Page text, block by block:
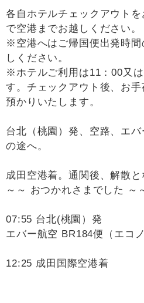
各自ホテルチェックアウト
で空港までお越しください。
※空港へはご帰国便出発時
しください。
※ホテルご利用は11：00又
す。チェックアウト後、お
預かりいたします。
台北（桃園）発、空路、エ
の途へ。
成田空港着。通関後、解散と
～～ おつかれさまでした ～
07:55 台北(桃園）発
エバー航空 BR184便（エコノ
12:25 成田国際空港着